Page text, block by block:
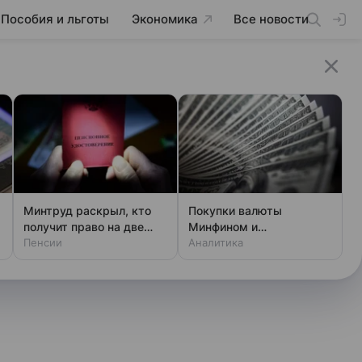
Пособия и льготы Экономика Все новости
Минтруд раскрыл, кто
получит право на две
пенсии
Пенсии
Покупки валюты
Минфином и
спекулянтами разогнали
Аналитика